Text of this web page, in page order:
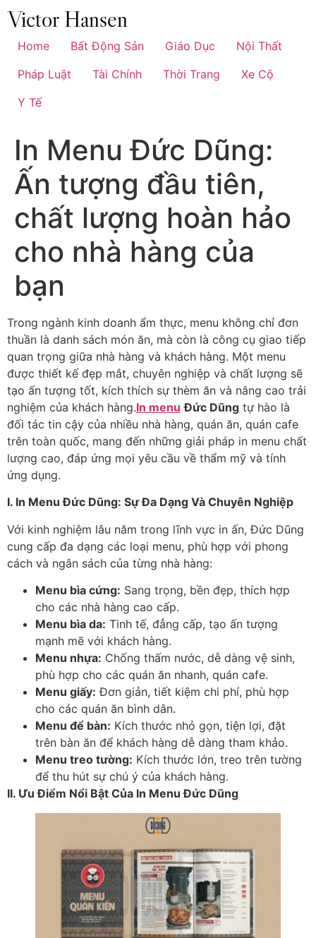
Chuyển
đến
Home Bất Động Sản Giáo Dục
Nội Thất
Pháp Luật
Tài Chính Thời Trang
Xe Cộ
Y Tế
In Menu Đức Dũng:
Ấn tượng đầu tiên,
chất lượng hoàn hảo
cho nhà hàng của
bạn
Trong ngành kinh doanh ẩm thực, menu không chỉ đơn
thuần là danh sách món ăn, mà còn là công cụ giao tiếp
quan trọng giữa nhà hàng và khách hàng. Một menu
được thiết kế đẹp mắt, chuyên nghiệp và chất lượng sẽ
tạo ấn tượng tốt, kích thích sự thèm ăn và nâng cao trải
nghiệm của khách hàng.In menu Đức Dũng tự hào là
đối tác tin cậy của nhiều nhà hàng, quán ăn, quán cafe
trên toàn quốc, mang đến những giải pháp in menu chất
lượng cao, đáp ứng mọi yêu cầu về thẩm mỹ và tính
ứng dụng.
I. In Menu Đức Dũng: Sự Đa Dạng Và Chuyên Nghiệp
Với kinh nghiệm lâu năm trong lĩnh vực in ấn, Đức Dũng
cung cấp đa dạng các loại menu, phù hợp với phong
cách và ngân sách của từng nhà hàng:
Menu bìa cứng: Sang trọng, bền đẹp, thích hợp
cho các nhà hàng cao cấp.
Menu bìa da: Tinh tế, đẳng cấp, tạo ấn tượng
mạnh mẽ với khách hàng.
Menu nhựa: Chống thấm nước, dễ dàng vệ sinh,
phù hợp cho các quán ăn nhanh, quán cafe.
Menu giấy: Đơn giản, tiết kiệm chi phí, phù hợp
cho các quán ăn bình dân.
Menu để bàn: Kích thước nhỏ gọn, tiện lợi, đặt
trên bàn ăn để khách hàng dễ dàng tham khảo.
Menu treo tường: Kích thước lớn, treo trên tường
để thu hút sự chú ý của khách hàng.
II. Ưu Điểm Nổi Bật Của In Menu Đức Dũng